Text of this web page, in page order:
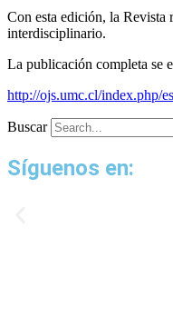
Con esta edición, la Revista
interdisciplinario.
La publicación completa se
http://ojs.umc.cl/index.php/
Buscar
Síguenos en: